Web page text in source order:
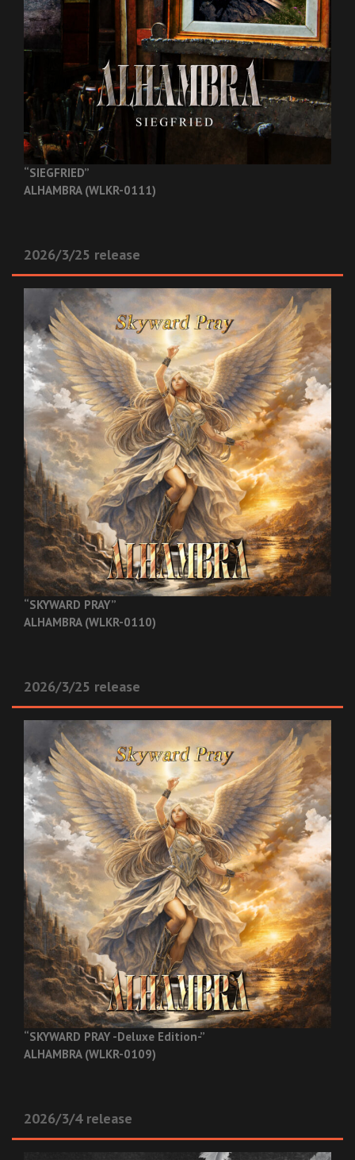
“SIEGFRIED”
ALHAMBRA (WLKR-0111)
2026/3/25 release
“SKYWARD PRAY”
ALHAMBRA (WLKR-0110)
2026/3/25 release
“SKYWARD PRAY -Deluxe Edition-”
ALHAMBRA (WLKR-0109)
2026/3/4 release